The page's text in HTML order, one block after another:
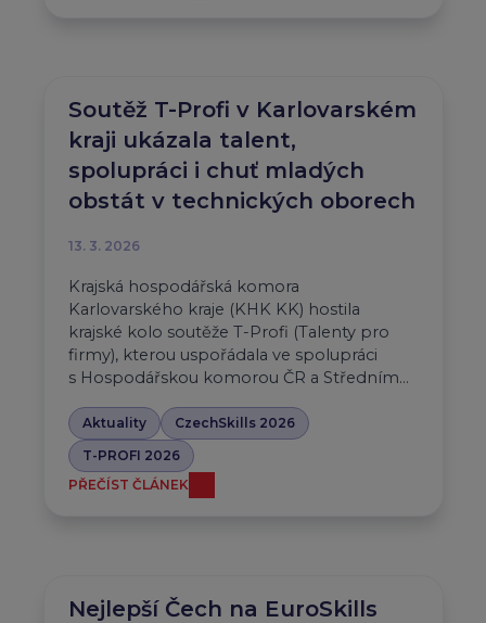
Soutěž T-Profi v Karlovarském
kraji ukázala talent,
spolupráci i chuť mladých
obstát v technických oborech
13. 3. 2026
Krajská hospodářská komora
Karlovarského kraje (KHK KK) hostila
krajské kolo soutěže T-Profi (Talenty pro
firmy), kterou uspořádala ve spolupráci
s Hospodářskou komorou ČR a Středním…
Aktuality
CzechSkills 2026
T-PROFI 2026
PŘEČÍST ČLÁNEK
Nejlepší Čech na EuroSkills